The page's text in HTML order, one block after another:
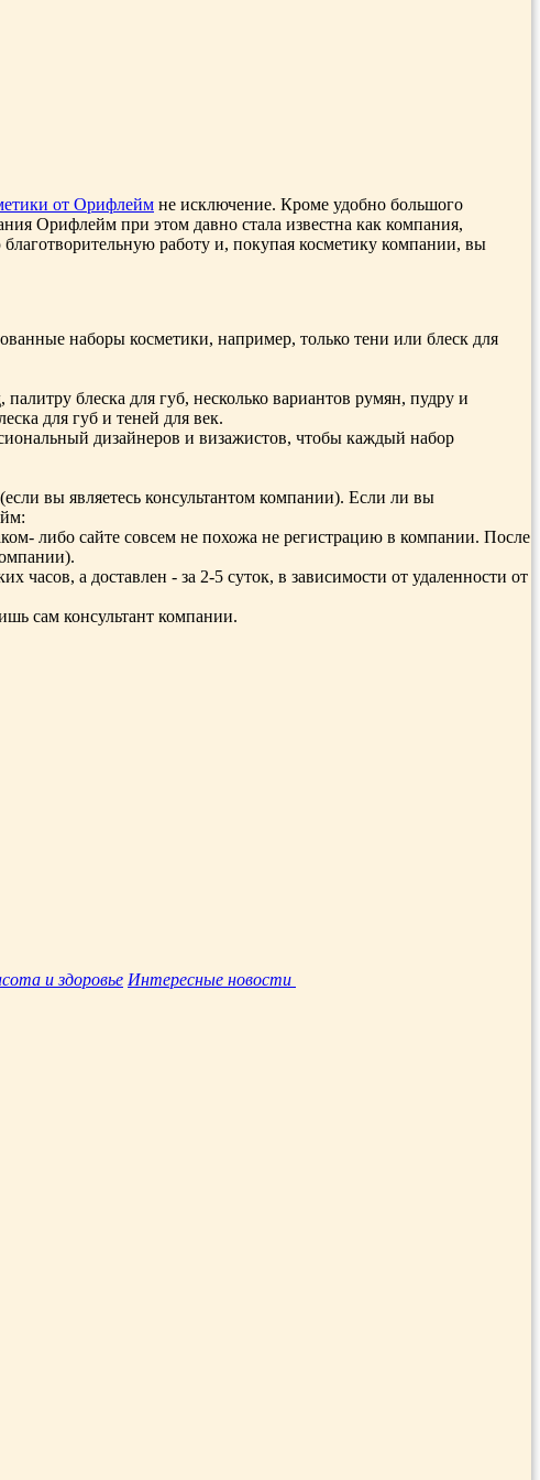
от Орифлейм не исключение. Кроме удобно большого
Орифлейм при этом давно стала известна как компания,
работу и, покупая косметику компании, вы
наборы косметики, например, только тени или блеск для
блеска для губ, несколько вариантов румян, пудру и
для губ и теней для век.
дизайнеров и визажистов, чтобы каждый набор
вы являетесь консультантом компании). Если ли вы
либо сайте совсем не похожа не регистрацию в компании. После
часов, а доставлен - за 2-5 суток, в зависимости от удаленности от
сам консультант компании.
и здоровье Интересные новости